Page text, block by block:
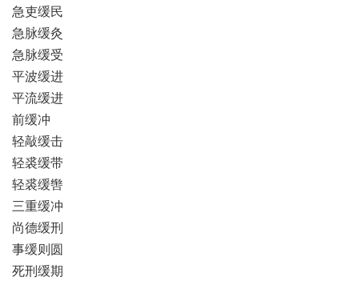
急吏缓民
急脉缓灸
急脉缓受
平波缓进
平流缓进
前缓冲
轻敲缓击
轻裘缓带
轻裘缓辔
三重缓冲
尚德缓刑
事缓则圆
死刑缓期